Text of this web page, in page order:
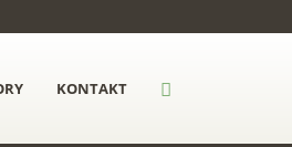
KONTAKT